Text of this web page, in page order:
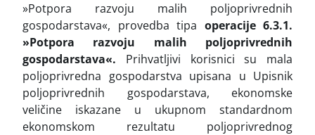
»Potpora razvoju malih poljoprivrednih
gospodarstava«, provedba tipa operacije 6.3.1.
»Potpora razvoju malih poljoprivrednih
gospodarstava«. Prihvatljivi korisnici su mala
poljoprivredna gospodarstva upisana u Upisnik
poljoprivrednih gospodarstava, ekonomske
veličine iskazane u ukupnom standardnom
ekonomskom rezultatu poljoprivrednog